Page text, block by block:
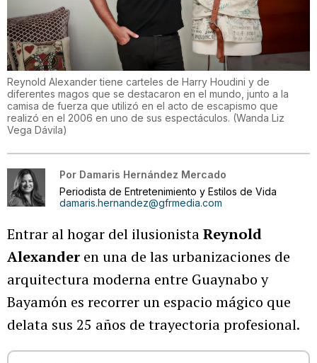
Reynold Alexander tiene carteles de Harry Houdini y de
diferentes magos que se destacaron en el mundo, junto a la
camisa de fuerza que utilizó en el acto de escapismo que
realizó en el 2006 en uno de sus espectáculos. (Wanda Liz
Vega Dávila)
Por Damaris Hernández Mercado
Periodista de Entretenimiento y Estilos de Vida
damaris.hernandez@gfrmedia.com
Entrar al hogar del ilusionistaReynold
Alexander en una de las urbanizaciones de
arquitectura moderna entre Guaynabo y
Bayamón es recorrer un espacio mágico que
delata sus 25 años de trayectoria profesional.